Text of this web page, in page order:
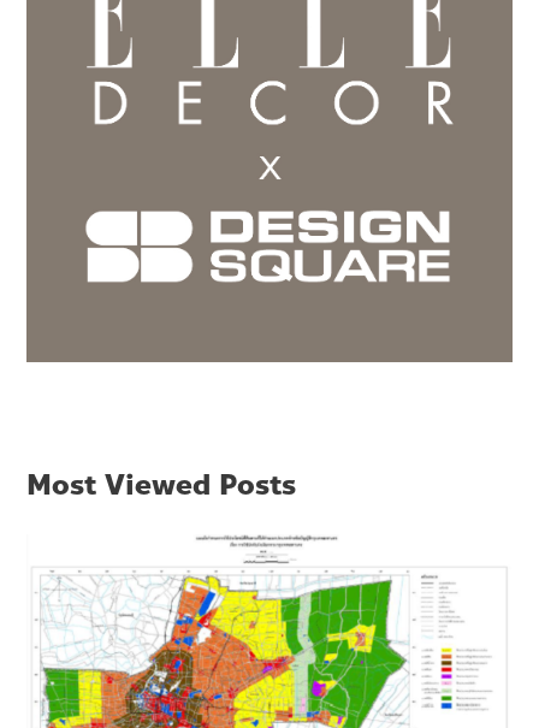
Most Viewed Posts